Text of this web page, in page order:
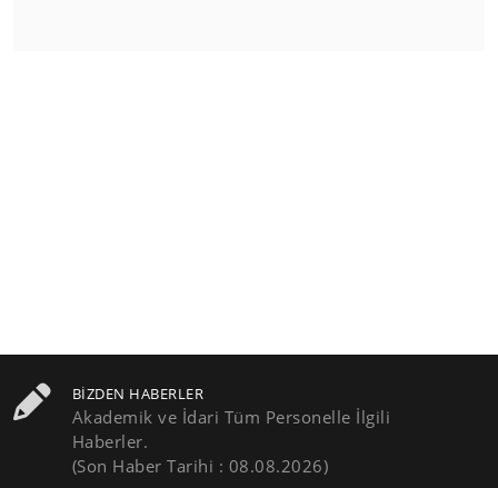
BIZDEN HABERLER
Akademik ve İdari Tüm Personelle İlgili
Haberler.
(Son Haber Tarihi : 08.08.2026)